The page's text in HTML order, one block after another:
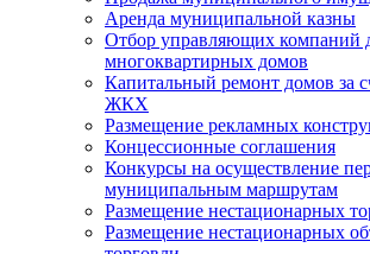
Аренда муниципальной казны
Отбор управляющих компаний
многоквартирных домов
Капитальный ремонт домов за
ЖКХ
Размещение рекламных
Концессионные соглашения
Конкурсы на осуществление
муниципальным маршрутам
Размещение нестационарных
Размещение нестационарных